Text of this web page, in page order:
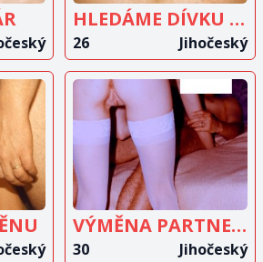
HLEDÁME DÍVKU 18-26 LET
26 Jihočeský
ZOBRAZIT
INZERÁT
VÝMĚNA PARTNERŮ
30 Jihočeský